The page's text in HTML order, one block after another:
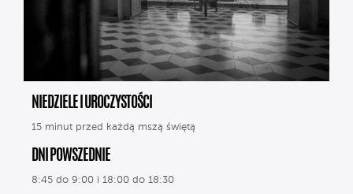
NIEDZIELE I UROCZYSTOŚCI
15 minut przed każdą mszą świętą
DNI POWSZEDNIE
8:45 do 9:00 i 18:00 do 18:30